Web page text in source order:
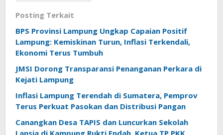
Posting Terkait
BPS Provinsi Lampung Ungkap Capaian Positif
Lampung: Kemiskinan Turun, Inflasi Terkendali,
Ekonomi Terus Tumbuh
JMSI Dorong Transparansi Penanganan Perkara di
Kejati Lampung
Inflasi Lampung Terendah di Sumatera, Pemprov
Terus Perkuat Pasokan dan Distribusi Pangan
Canangkan Desa TAPIS dan Luncurkan Sekolah
Lansia di Kampung Rukti Endah, Ketua TP PKK